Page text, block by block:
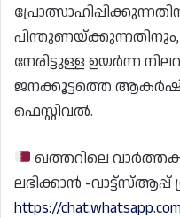
പിന്തുണയ്ക്കുന്നതിനും,
നേരിട്ടുള്ള ഉയർന്ന
ജനക്കൂട്ടത്തെ
ഫെസ്റ്റിവൽ.
ഖത്തറിലെ
ലഭിക്കാൻ -വാട്ട്സ്ആപ്പ്
https://